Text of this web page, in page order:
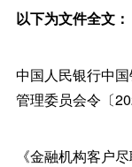
以下为文件全文：
中国人民银行中
管理委员会令〔
《金融机构客户